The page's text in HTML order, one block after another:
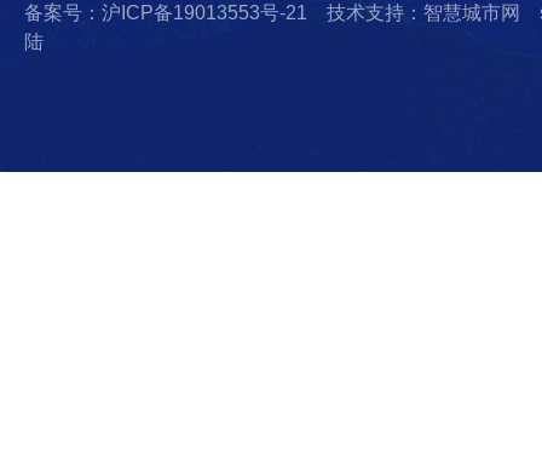
备案号：沪ICP备19013553号-21 技术支持：智慧城市网
陆